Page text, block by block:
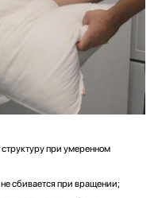
при умеренном
сбивается при вращении;